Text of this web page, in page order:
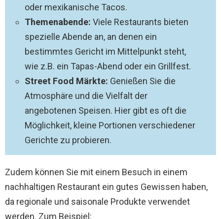
oder mexikanische Tacos.
Themenabende: Viele Restaurants bieten
spezielle Abende an, an denen ein
bestimmtes Gericht im Mittelpunkt steht,
wie z.B. ein Tapas-Abend oder ein Grillfest.
Street Food Märkte: Genießen Sie die
Atmosphäre und die Vielfalt der
angebotenen Speisen. Hier gibt es oft die
Möglichkeit, kleine Portionen verschiedener
Gerichte zu probieren.
Zudem können Sie mit einem Besuch in einem
nachhaltigen Restaurant ein gutes Gewissen haben,
da regionale und saisonale Produkte verwendet
werden. Zum Beispiel: